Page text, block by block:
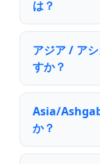
は？
アジア / ア
すか？
Asia/
か？